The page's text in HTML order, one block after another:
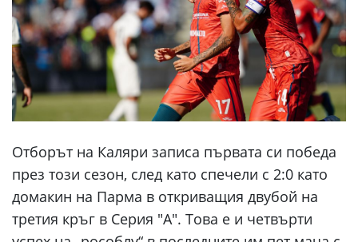
Отборът на Каляри записа първата си победа
през този сезон, след като спечели с 2:0 като
домакин на Парма в откриващия двубой на
третия кръг в Серия "А". Това е и четвърти